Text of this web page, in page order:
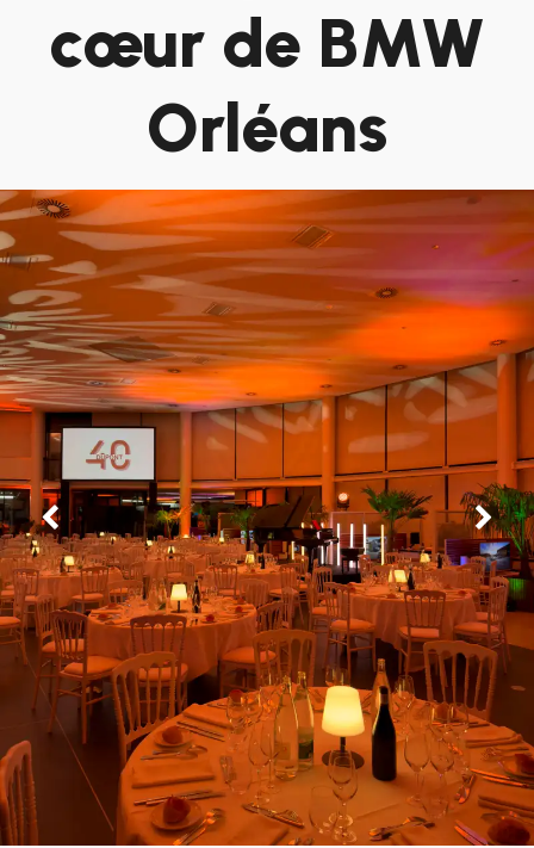
cœur de BMW
Orléans